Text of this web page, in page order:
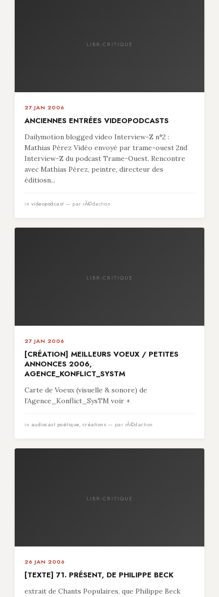
LIBR-CRITIQUE
27 JAN 2006
ANCIENNES ENTRÉES VIDEOPODCASTS
Dailymotion blogged video Interview-Z n°2 :
Mathias Pérez Vidéo envoyé par trame-ouest 2nd
Interview-Z du podcast Trame-Ouest. Rencontre
avec Mathias Pérez, peintre, directeur des
éditiosn...
in videopodcast — par rÃ©daction
LIBR-CRITIQUE
27 JAN 2006
[CRÉATION] MEILLEURS VOEUX / PETITES
ANNONCES 2006,
AGENCE_KONFLICT_SYSTM
Carte de Voeux (visuelle & sonore) de
l’Agence_Konflict_SysTM voir +
in audiocast poétique, créations — par rÃ©daction
LIBR-CRITIQUE
26 JAN 2006
[TEXTE] 71. PRÉSENT, DE PHILIPPE BECK
extrait de Chants Populaires, que Philippe Beck